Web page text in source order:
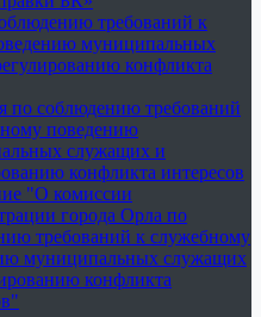
требований к
муниципальных
конфликта
по соблюдению требований
поведению
служащих и
конфликта интересов
"О комиссии
города Орла по
требований к служебному
муниципальных служащих
конфликта